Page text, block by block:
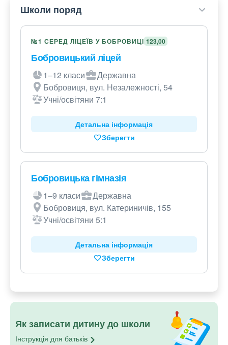
Школи поряд
№1 СЕРЕД ЛІЦЕЇВ У БОБРОВИЦІ 123,00
Бобровицький ліцей
1–12 класи
Державна
Бобровиця, вул. Незалежності, 54
Учні/освітяни 7:1
Детальна інформація
Зберегти
Бобровицька гімназія
1–9 класи
Державна
Бобровиця, вул. Катериничів, 155
Учні/освітяни 5:1
Детальна інформація
Зберегти
Як записати дитину до школи
Інструкція для батьків